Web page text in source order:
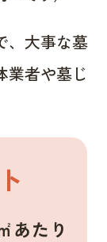
、大事な墓
業者や墓じ
あたり